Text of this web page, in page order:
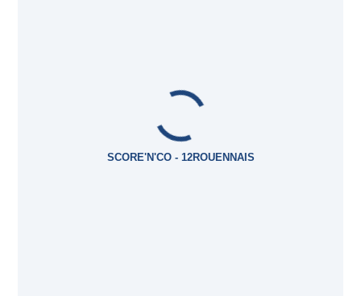
SCORE'N'CO - 12ROUENNAIS